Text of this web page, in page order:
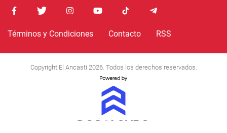
Términos y Condiciones Contacto RSS
Copyright El Ancasti 2026. Todos los derechos reservados.